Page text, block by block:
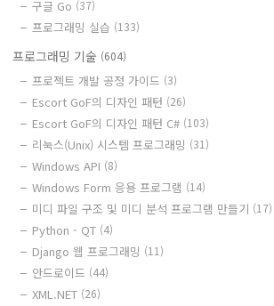
구글 Go (37)
프로그래밍 실습 (133)
프로그래밍 기술 (604)
프로젝트 개발 공정 가이드 (3)
Escort GoF의 디자인 패턴 (26)
Escort GoF의 디자인 패턴 C# (103)
리눅스(Unix) 시스템 프로그래밍 (31)
Windows API (8)
Windows Form 응용 프로그램 (14)
미디 파일 구조 및 미디 분석 프로그램 만들기 (17)
Python - QT (4)
Django 웹 프로그래밍 (11)
안드로이드 (44)
XML.NET (26)